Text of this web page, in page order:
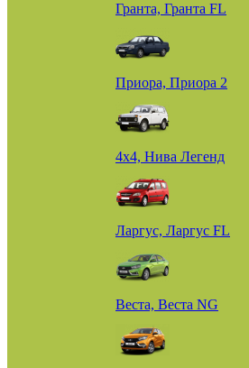
Гранта, Гранта FL
Приора, Приора 2
4х4, Нива Легенд
Ларгус, Ларгус FL
Веста, Веста NG